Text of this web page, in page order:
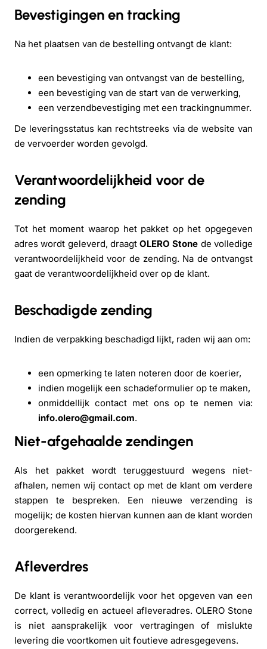
Bevestigingen en tracking
Na het plaatsen van de bestelling ontvangt de klant:
een bevestiging van ontvangst van de bestelling,
een bevestiging van de start van de verwerking,
een verzendbevestiging met een trackingnummer.
De leveringsstatus kan rechtstreeks via de website van
de vervoerder worden gevolgd.
Verantwoordelijkheid voor de
zending
Tot het moment waarop het pakket op het opgegeven
adres wordt geleverd, draagtOLERO Stone de volledige
verantwoordelijkheid voor de zending. Na de ontvangst
gaat de verantwoordelijkheid over op de klant.
Beschadigde zending
Indien de verpakking beschadigd lijkt, raden wij aan om:
een opmerking te laten noteren door de koerier,
indien mogelijk een schadeformulier op te maken,
onmiddellijk contact met ons op te nemen via:
info.olero@gmail.com.
Niet-afgehaalde zendingen
Als het pakket wordt teruggestuurd wegens niet-
afhalen, nemen wij contact op met de klant om verdere
stappen te bespreken. Een nieuwe verzending is
mogelijk; de kosten hiervan kunnen aan de klant worden
doorgerekend.
Afleverdres
De klant is verantwoordelijk voor het opgeven van een
correct, volledig en actueel afleveradres. OLERO Stone
is niet aansprakelijk voor vertragingen of mislukte
levering die voortkomen uit foutieve adresgegevens.